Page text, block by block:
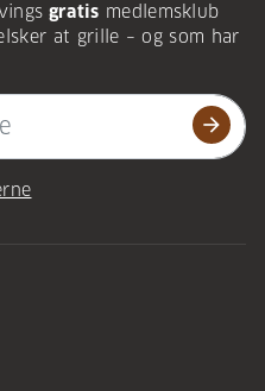
gratis medlemsklub
at grille – og som har
arrow_forward